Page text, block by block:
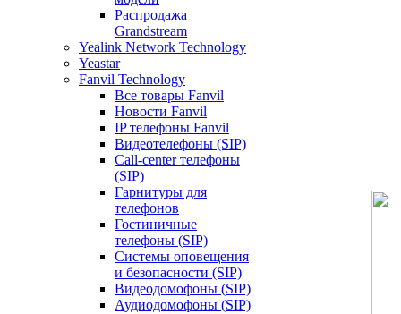
Распродажа
Grandstream
Yealink Network Technology
Yeastar
Fanvil Technology
Все товары Fanvil
Новости Fanvil
IP телефоны Fanvil
Видеотелефоны (SIP)
Call-center телефоны
(SIP)
Гарнитуры для
телефонов
Гостиничные
телефоны (SIP)
Системы оповещения
и безопасности (SIP)
Видеодомофоны (SIP)
Аудиодомофоны (SIP)